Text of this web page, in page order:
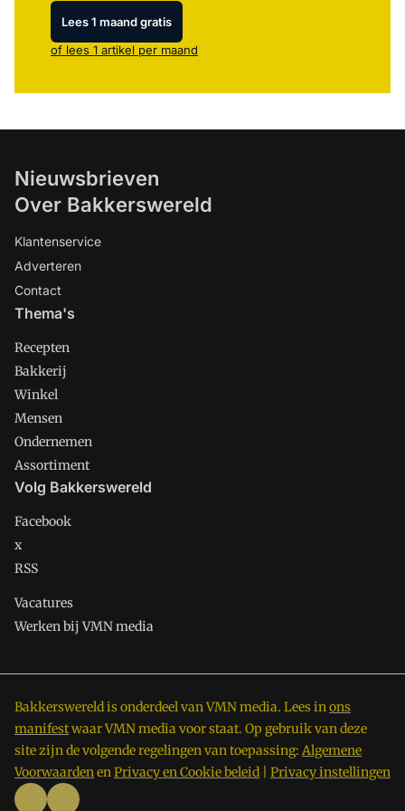
Lees 1 maand gratis
of lees 1 artikel per maand
Nieuwsbrieven
Over Bakkerswereld
Klantenservice
Adverteren
Contact
Thema's
Recepten
Bakkerij
Winkel
Mensen
Ondernemen
Assortiment
Volg Bakkerswereld
Facebook
x
RSS
Vacatures
Werken bij VMN media
Bakkerswereld is onderdeel van VMN media. Lees inons
manifestwaar VMN media voor staat. Op gebruik van deze
site zijn de volgende regelingen van toepassing: Algemene
VoorwaardenenPrivacy en Cookie beleid Privacy instellingen